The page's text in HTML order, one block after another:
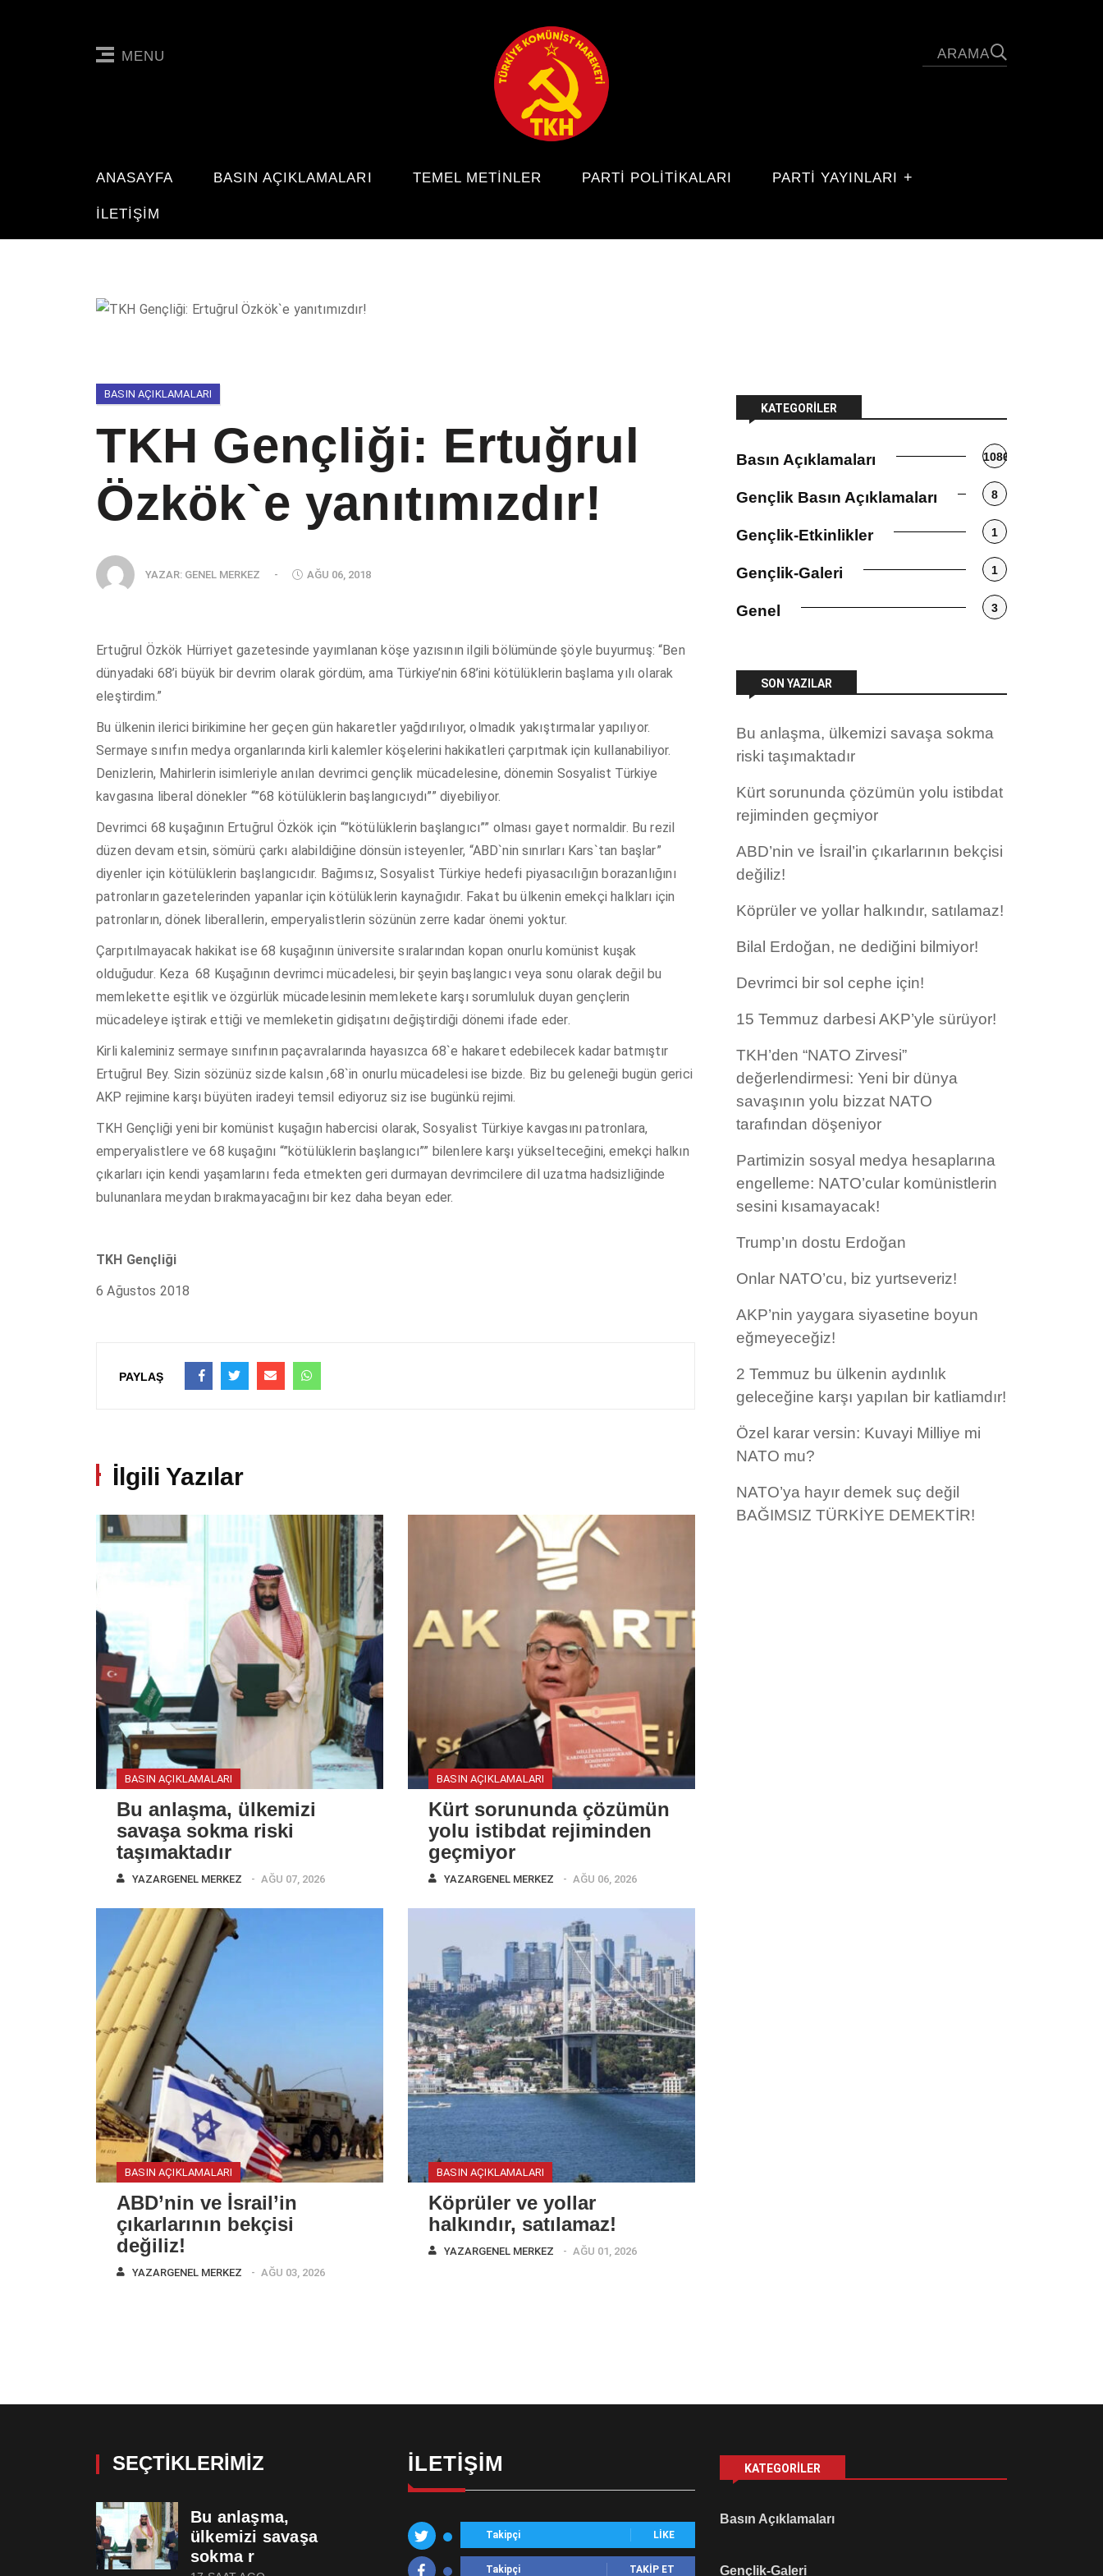
MENU
ANASAYFA BASIN AÇIKLAMALARI TEMEL METINLER PARTI POLITIKALARI PARTİ YAYINLARI
İLETIŞIM
BASIN AÇIKLAMALARI
TKH Gençliği: Ertuğrul
Özkök`e yanıtımızdır!
YAZAR: GENEL MERKEZ - AĞU 06, 2018
Ertuğrul Özkök Hürriyet gazetesinde yayımlanan köşe yazısının ilgili bölümünde şöyle buyurmuş: “Ben
dünyadaki 68’i büyük bir devrim olarak gördüm, ama Türkiye’nin 68’ini kötülüklerin başlama yılı olarak
eleştirdim.”
Bu ülkenin ilerici birikimine her geçen gün hakaretler yağdırılıyor, olmadık yakıştırmalar yapılıyor.
Sermaye sınıfın medya organlarında kirli kalemler köşelerini hakikatleri çarpıtmak için kullanabiliyor.
Denizlerin, Mahirlerin isimleriyle anılan devrimci gençlik mücadelesine, dönemin Sosyalist Türkiye
kavgasına liberal dönekler “”68 kötülüklerin başlangıcıydı”” diyebiliyor.
Devrimci 68 kuşağının Ertuğrul Özkök için “”kötülüklerin başlangıcı”” olması gayet normaldir. Bu rezil
düzen devam etsin, sömürü çarkı alabildiğine dönsün isteyenler, “ABD`nin sınırları Kars`tan başlar”
diyenler için kötülüklerin başlangıcıdır. Bağımsız, Sosyalist Türkiye hedefi piyasacılığın borazanlığını
patronların gazetelerinden yapanlar için kötülüklerin kaynağıdır. Fakat bu ülkenin emekçi halkları için
patronların, dönek liberallerin, emperyalistlerin sözünün zerre kadar önemi yoktur.
Çarpıtılmayacak hakikat ise 68 kuşağının üniversite sıralarından kopan onurlu komünist kuşak
olduğudur. Keza 68 Kuşağının devrimci mücadelesi, bir şeyin başlangıcı veya sonu olarak değil bu
memlekette eşitlik ve özgürlük mücadelesinin memlekete karşı sorumluluk duyan gençlerin
mücadeleye iştirak ettiği ve memleketin gidişatını değiştirdiği dönemi ifade eder.
Kirli kaleminiz sermaye sınıfının paçavralarında hayasızca 68`e hakaret edebilecek kadar batmıştır
Ertuğrul Bey. Sizin sözünüz sizde kalsın ,68`in onurlu mücadelesi ise bizde. Biz bu geleneği bugün gerici
AKP rejimine karşı büyüten iradeyi temsil ediyoruz siz ise bugünkü rejimi.
TKH Gençliği yeni bir komünist kuşağın habercisi olarak, Sosyalist Türkiye kavgasını patronlara,
emperyalistlere ve 68 kuşağını “”kötülüklerin başlangıcı”” bilenlere karşı yükselteceğini, emekçi halkın
çıkarları için kendi yaşamlarını feda etmekten geri durmayan devrimcilere dil uzatma hadsizliğinde
bulunanlara meydan bırakmayacağını bir kez daha beyan eder.
TKH Gençliği
6 Ağustos 2018
PAYLAŞ
İlgili Yazılar
BASIN AÇIKLAMALARI
Bu anlaşma, ülkemizi
savaşa sokma riski
taşımaktadır
YAZARGENEL MERKEZ AĞU 07, 2026
BASIN AÇIKLAMALARI
Kürt sorununda çözümün
yolu istibdat rejiminden
geçmiyor
YAZARGENEL MERKEZ AĞU 06, 2026
BASIN AÇIKLAMALARI
ABD’nin ve İsrail’in
çıkarlarının bekçisi
değiliz!
YAZARGENEL MERKEZ AĞU 03, 2026
BASIN AÇIKLAMALARI
Köprüler ve yollar
halkındır, satılamaz!
YAZARGENEL MERKEZ AĞU 01, 2026
KATEGORILER
Basın Açıklamaları 1086
Gençlik Basın Açıklamaları 8
Gençlik-Etkinlikler 1
Gençlik-Galeri 1
Genel 3
SON YAZILAR
Bu anlaşma, ülkemizi savaşa sokma
riski taşımaktadır
Kürt sorununda çözümün yolu istibdat
rejiminden geçmiyor
ABD’nin ve İsrail’in çıkarlarının bekçisi
değiliz!
Köprüler ve yollar halkındır, satılamaz!
Bilal Erdoğan, ne dediğini bilmiyor!
Devrimci bir sol cephe için!
15 Temmuz darbesi AKP’yle sürüyor!
TKH’den “NATO Zirvesi”
değerlendirmesi: Yeni bir dünya
savaşının yolu bizzat NATO
tarafından döşeniyor
Partimizin sosyal medya hesaplarına
engelleme: NATO’cular komünistlerin
sesini kısamayacak!
Trump’ın dostu Erdoğan
Onlar NATO’cu, biz yurtseveriz!
AKP’nin yaygara siyasetine boyun
eğmeyeceğiz!
2 Temmuz bu ülkenin aydınlık
geleceğine karşı yapılan bir katliamdır!
Özel karar versin: Kuvayi Milliye mi
NATO mu?
NATO’ya hayır demek suç değil
BAĞIMSIZ TÜRKİYE DEMEKTİR!
SEÇTIKLERIMIZ
Bu anlaşma,
ülkemizi savaşa
sokma r
İLETIŞIM
Takipçi LIKE
Takipçi TAKIP ET
KATEGORILER
Basın Açıklamaları
Gençlik-Galeri